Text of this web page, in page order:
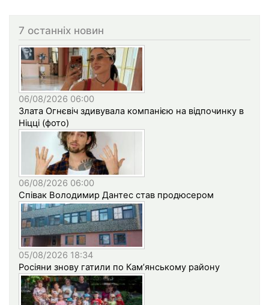
7 останніх новин
06/08/2026 06:00
Злата Огнєвіч здивувала компанією на відпочинку в
Ніцці (фото)
06/08/2026 06:00
Співак Володимир Дантес став продюсером
05/08/2026 18:34
Росіяни знову гатили по Кам’янському району